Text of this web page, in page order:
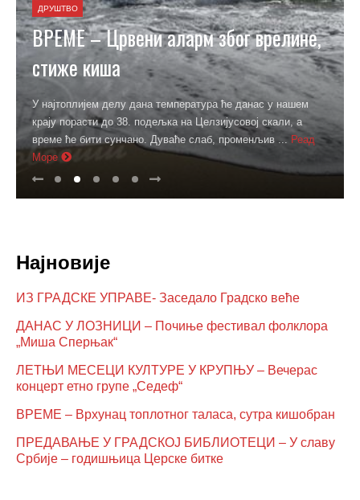
ДРУШТВО
ВРЕМЕ – Црвени аларм због врелине,
стиже киша
У најтоплијем делу дана температура ће данас у нашем
крају порасти до 38. подељка на Целзијусовој скали, а
време ће бити сунчано. Дуваће слаб, променљив ... Реад
Море
Најновије
ИЗ ГРАДСКЕ УПРАВЕ- Заседало Градско веће
ДАНАС У ЛОЗНИЦИ – Почиње фестивал фолклора
„Миша Сперњак“
ЛЕТЊИ МЕСЕЦИ КУЛТУРЕ У КРУПЊУ – Вечерас
концерт етно групе „Седеф“
ВРЕМЕ – Врхунац топлотног таласа, сутра кишобран
ПРЕДАВАЊЕ У ГРАДСКОЈ БИБЛИОТЕЦИ – У славу
Србије – годишњица Церске битке